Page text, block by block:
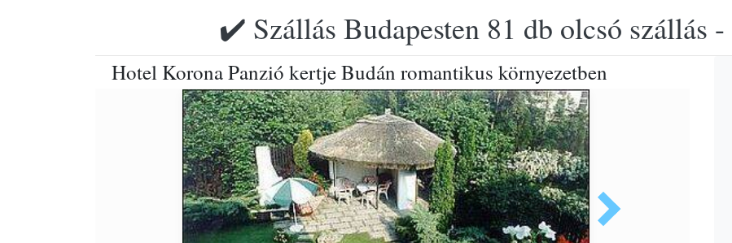
✔️ Szállás Budapesten 81 db olcsó szállás
Hotel Korona Panzió kertje Budán romantikus környezetben